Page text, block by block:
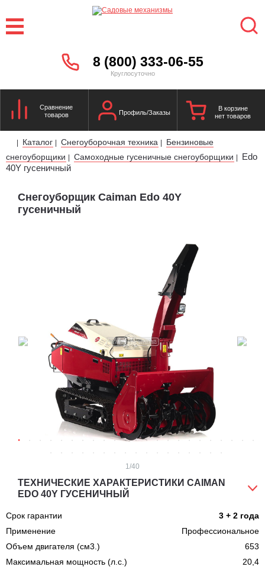
8 (800) 333-06-55
Круглосуточно
Сравнение
товаров
Профиль/Заказы
В корзине
нет товаров
| Каталог | Снегоуборочная техника |
Бензиновые
снегоуборщики | Самоходные гусеничные снегоуборщики |
Edo
40Y гусеничный
Снегоуборщик Caiman Edo 40Y
гусеничный
1 /40
ТЕХНИЧЕСКИЕ ХАРАКТЕРИСТИКИ CAIMAN
EDO 40Y ГУСЕНИЧНЫЙ
Срок гарантии
3 + 2 года
Применение
Профессиональное
Объем двигателя (см3.)
653
Максимальная мощность (л.с.)
20,4